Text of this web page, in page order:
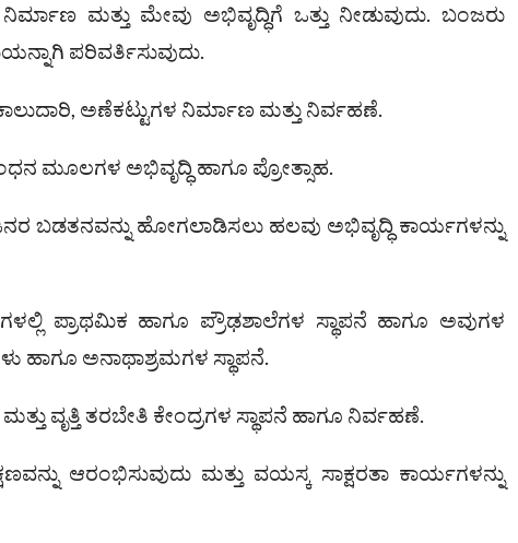
ಮತ್ತು ಮೇವು ಅಭಿವೃದ್ಧಿಗೆ ಒತ್ತು ನೀಡುವುದು. ಬಂಜರು
ಪರಿವರ್ತಿಸುವುದು.
ಅಣೆಕಟ್ಟುಗಳ ನಿರ್ಮಾಣ ಮತ್ತು ನಿರ್ವಹಣೆ.
ಮೂಲಗಳ ಅಭಿವೃದ್ಧಿ ಹಾಗೂ ಪ್ರೋತ್ಸಾಹ.
ಬಡತನವನ್ನು ಹೋಗಲಾಡಿಸಲು ಹಲವು ಅಭಿವೃದ್ಧಿ ಕಾರ್ಯಗಳನ್ನು
ಪ್ರಾಥಮಿಕ ಹಾಗೂ ಪ್ರೌಢಶಾಲೆಗಳ ಸ್ಥಾಪನೆ ಹಾಗೂ ಅವುಗಳ
ಹಾಗೂ ಅನಾಥಾಶ್ರಮಗಳ ಸ್ಥಾಪನೆ.
ವೃತ್ತಿ ತರಬೇತಿ ಕೇಂದ್ರಗಳ ಸ್ಥಾಪನೆ ಹಾಗೂ ನಿರ್ವಹಣೆ.
ಆರಂಭಿಸುವುದು ಮತ್ತು ವಯಸ್ಕ ಸಾಕ್ಷರತಾ ಕಾರ್ಯಗಳನ್ನು